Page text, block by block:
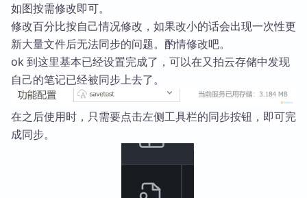
如图按需修改即可。
修改百分比按自己情况修改，如果改小的话会出现一次性更
新大量文件后无法同步的问题。酌情修改吧。
ok 到这里基本已经设置完成了，可以在又拍云存储中发现
自己的笔记已经被同步上去了。
在之后使用时，只需要点击左侧工具栏的同步按钮，即可完
成同步。